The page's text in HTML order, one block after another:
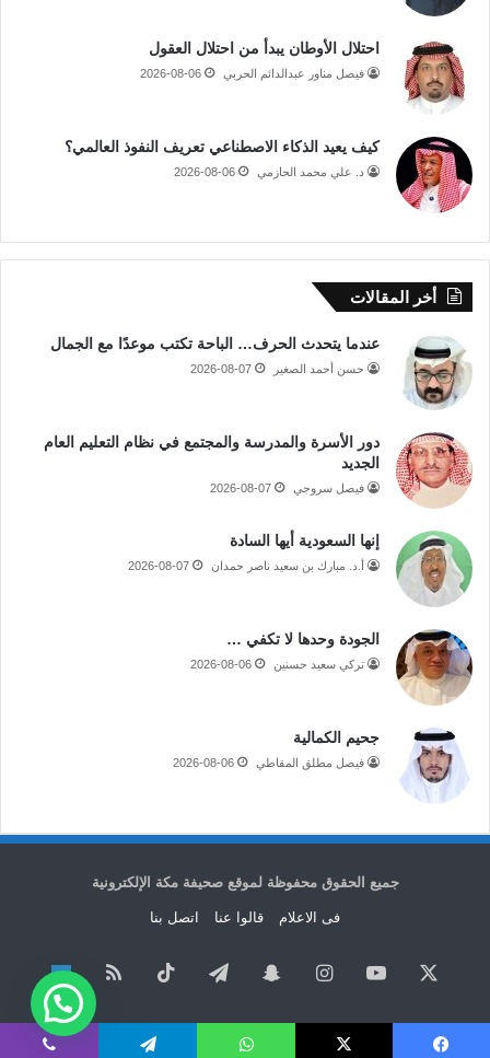
احتلال الأوطان يبدأ من احتلال العقول
فيصل مناور عبدالدائم الحربي 2026-08-06
كيف يعيد الذكاء الاصطناعي تعريف النفوذ العالمي؟
د. علي محمد الحازمي 2026-08-06
أخر المقالات
عندما يتحدث الحرف… الباحة تكتب موعدًا مع الجمال
حسن أحمد الصغير 2026-08-07
دور الأسرة والمدرسة والمجتمع في نظام التعليم العام
الجديد
فيصل سروجي 2026-08-07
إنها السعودية أيها السادة
أ.د. مبارك بن سعيد ناصر حمدان 2026-08-07
الجودة وحدها لا تكفي …
تركي سعيد حسنين 2026-08-06
جحيم الكمالية
فيصل مطلق المقاطي 2026-08-06
جميع الحقوق محفوظة لموقع صحيفة مكة الإلكترونية
فى الاعلام قالوا عنا اتصل بنا
‫YouTubeانستقرامسناب
تشات
تيلقرام ‫TikTok ملخص
الموقع